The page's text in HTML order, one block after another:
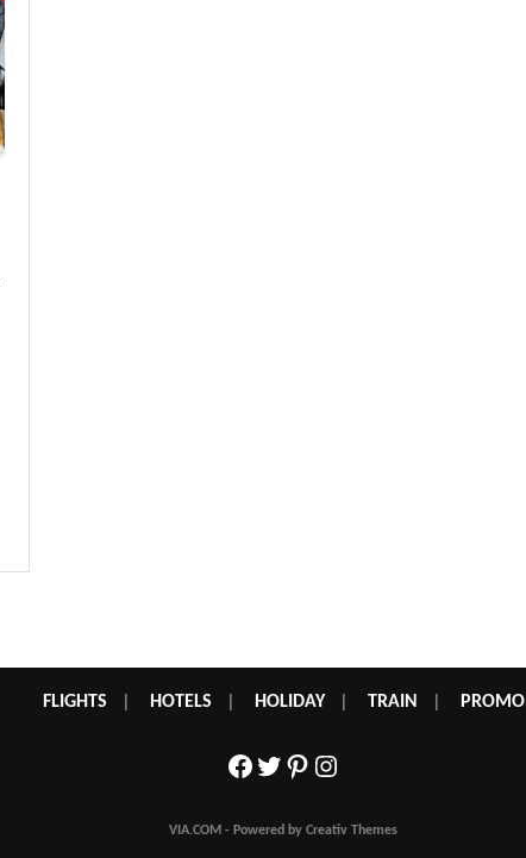
FLIGHTS HOTELS HOLIDAY| TRAIN PROMO
Facebook
Twitter
Pinterest
Instagram
VIA.COM - Powered by Creativ Themes